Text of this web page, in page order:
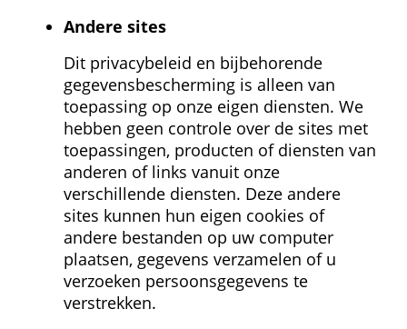
Andere sites
Dit privacybeleid en bijbehorende
gegevens­bescherming is alleen van
toepassing op onze eigen diensten. We
hebben geen controle over de sites met
toepassingen, producten of diensten van
anderen of links vanuit onze
verschillende diensten. Deze andere
sites kunnen hun eigen cookies of
andere bestanden op uw computer
plaatsen, gegevens verzamelen of u
verzoeken persoonsgegevens te
verstrekken.